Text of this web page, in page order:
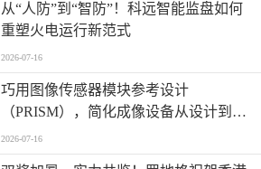
从“人防”到“智防”！科远智能监盘如何
重塑火电运行新范式
2026-07-16
巧用图像传感器模块参考设计
（PRISM），简化成像设备从设计到制
造的全流程
2026-07-16